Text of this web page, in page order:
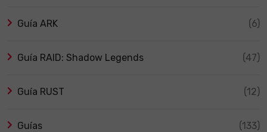
Guía ARK (6)
Guía RAID: Shadow Legends (47)
Guía RUST (12)
Guías (133)